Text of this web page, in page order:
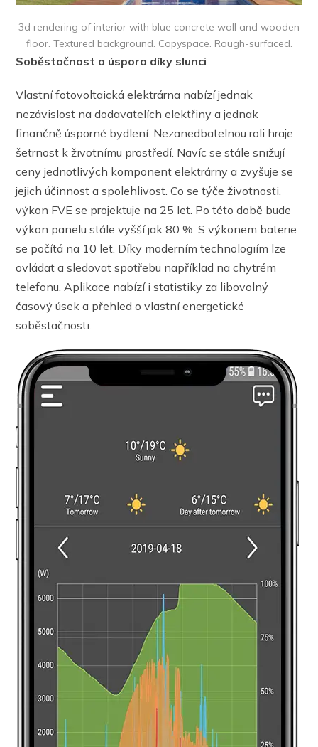
3d rendering of interior with blue concrete wall and wooden
floor. Textured background. Copyspace. Rough-surfaced.
Soběstačnost a úspora díky slunci
Vlastní fotovoltaická elektrárna nabízí jednak
nezávislost na dodavatelích elektřiny a jednak
finančně úsporné bydlení. Nezanedbatelnou roli hraje
šetrnost k životnímu prostředí. Navíc se stále snižují
ceny jednotlivých komponent elektrárny a zvyšuje se
jejich účinnost a spolehlivost. Co se týče životnosti,
výkon FVE se projektuje na 25 let. Po této době bude
výkon panelu stále vyšší jak 80 %. S výkonem baterie
se počítá na 10 let. Díky moderním technologiím lze
ovládat a sledovat spotřebu například na chytrém
telefonu. Aplikace nabízí i statistiky za libovolný
časový úsek a přehled o vlastní energetické
soběstačnosti.